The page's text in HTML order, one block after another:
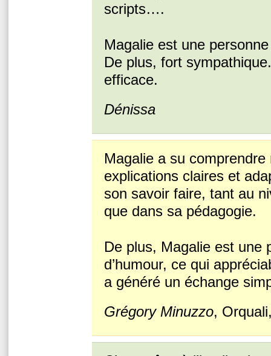
scripts….
Magalie est une
De plus, fort
efficace.
Dénissa
Magalie a su
explications claires et
son savoir faire, tant au
que dans sa pédagogie.
De plus, Magalie est une
d’humour, ce qui
a généré un échange
Grégory Minuzzo,